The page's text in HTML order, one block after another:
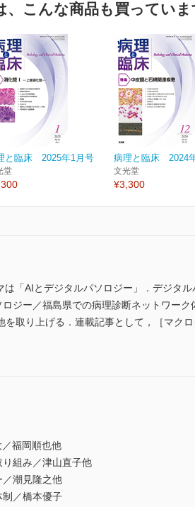
こんな商品も買っていま
と臨床 2025年1月号
堂
病理と臨床 2024
文光堂
¥3,300
「AIとデジタルパソロジー」．デジタ
ジー／福島県での病理診断ネットワー
取り上げる．連載記事として，［マク
福岡順也他
組み／津山直子他
／潮見隆之他
／橋本優子